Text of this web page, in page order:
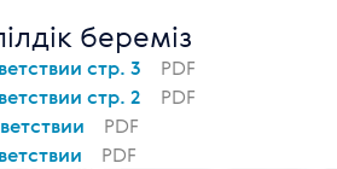
береміз
стр. 3
PDF
стр. 2
PDF
PDF
PDF